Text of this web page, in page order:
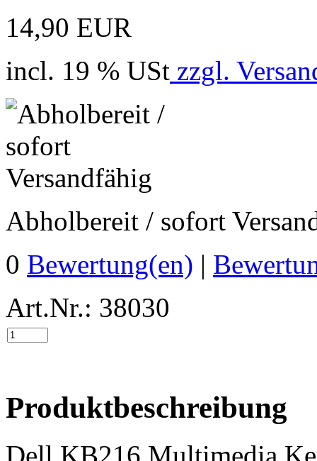
14,90 EUR
incl. 19 % USt zzgl.
Abholbereit / sofort
0 Bewertung(en) |
Art.Nr.: 38030
Produktbeschreibung